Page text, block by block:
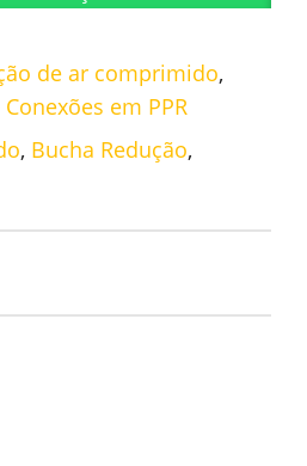
de ar comprimido,
em PPR
, Bucha Redução,